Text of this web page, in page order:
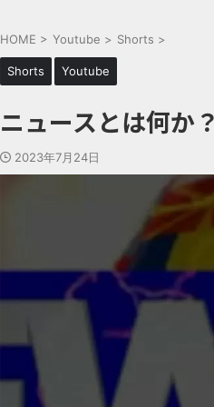
HOME > Youtube > Shorts >
Shorts Youtube
ニュースとは何か
2023年7月24日